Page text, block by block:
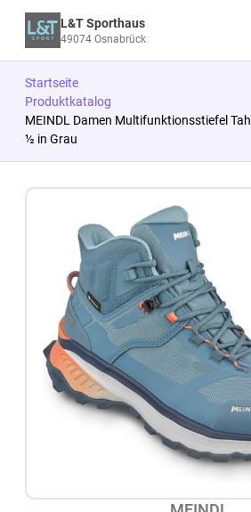
L&T Sporthaus
49074 Osnabrück
Startseite
Produktkatalog
MEINDL Damen Multifunktionsstiefel
½ in Grau